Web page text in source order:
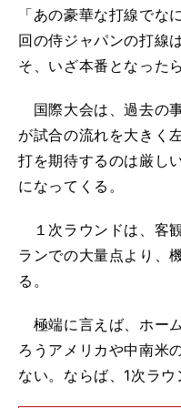
「あの豪華な打線で
回の侍ジャパンの打線
そ、いざ本番となった
国際大会は、過去の
が試合の流れを大きく
打を期待するのは厳し
になってくる。
１次ラウンドは、客
ランでの大量点より、
る。
極端に言えば、ホー
ろうアメリカや中南米
ない。ならば、1次ラ